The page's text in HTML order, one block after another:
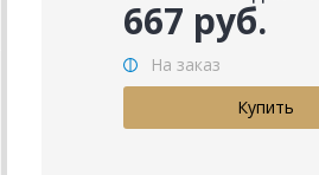
667 руб.
На заказ